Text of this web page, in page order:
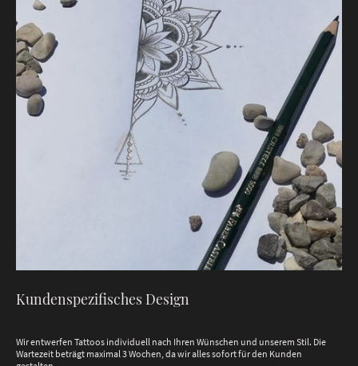
Kundenspezifisches Design
Wir entwerfen Tattoos individuell nach Ihren Wünschen und unserem Stil. Die
Wartezeit beträgt maximal 3 Wochen, da wir alles sofort für den Kunden